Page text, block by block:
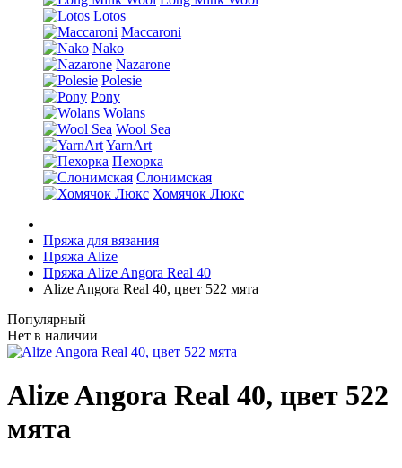
Lotos
Maccaroni
Nako
Nazarone
Polesie
Pony
Wolans
Wool Sea
YarnArt
Пехорка
Слонимская
Хомячок Люкс
Пряжа для вязания
Пряжа Alize
Пряжа Alize Angora Real 40
Alize Angora Real 40, цвет 522 мята
Популярный
Нет в наличии
Alize Angora Real 40, цвет 522
мята